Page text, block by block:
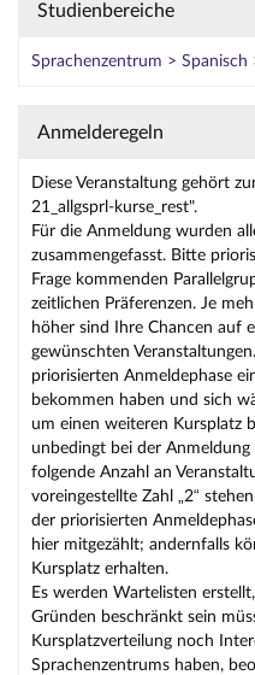
Studienbereiche
Sprachenzentrum >
Anmelderegeln
Diese Veranstaltung gehört
21_allgsprl-kurse_rest".
Für die Anmeldung wurden
zusammengefasst. Bitte
Frage kommenden
zeitlichen Präferenzen. Je
höher sind Ihre Chancen auf
gewünschten
priorisierten Anmeldephase
bekommen haben und sich
um einen weiteren Kursplatz
unbedingt bei der
folgende Anzahl an
voreingestellte Zahl „2“
der priorisierten
hier mitgezählt; andernfalls
Kursplatz erhalten.
Es werden Wartelisten
Gründen beschränkt sein
Kursplatzverteilung noch
Sprachenzentrums haben,